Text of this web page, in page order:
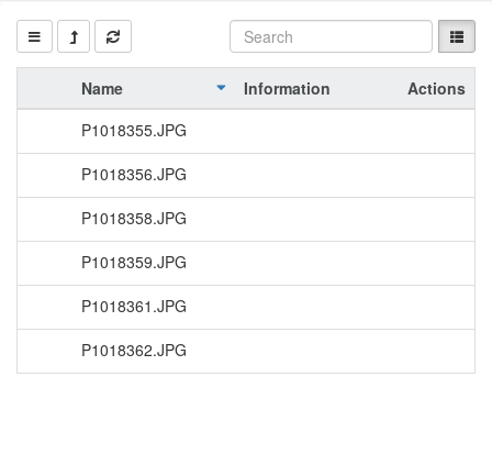
Name Information
Actions
P1018355.JPG
P1018356.JPG
P1018358.JPG
P1018359.JPG
P1018361.JPG
P1018362.JPG